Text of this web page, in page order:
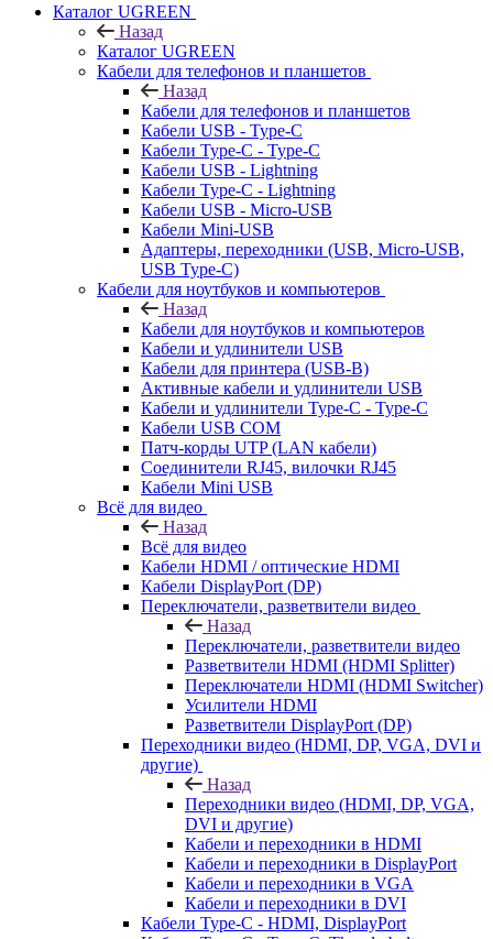
Каталог UGREEN
Назад
Каталог UGREEN
Кабели для телефонов и планшетов
Назад
Кабели для телефонов и планшетов
Кабели USB - Type-C
Кабели Type-C - Type-C
Кабели USB - Lightning
Кабели Type-C - Lightning
Кабели USB - Micro-USB
Кабели Mini-USB
Адаптеры, переходники (USB, Micro-USB,
USB Type-C)
Кабели для ноутбуков и компьютеров
Назад
Кабели для ноутбуков и компьютеров
Кабели и удлинители USB
Кабели для принтера (USB-B)
Активные кабели и удлинители USB
Кабели и удлинители Type-C - Type-C
Кабели USB COM
Патч-корды UTP (LAN кабели)
Соединители RJ45, вилочки RJ45
Кабели Mini USB
Всё для видео
Назад
Всё для видео
Кабели HDMI / оптические HDMI
Кабели DisplayPort (DP)
Переключатели, разветвители видео
Назад
Переключатели, разветвители видео
Разветвители HDMI (HDMI Splitter)
Переключатели HDMI (HDMI Switcher)
Усилители HDMI
Разветвители DisplayPort (DP)
Переходники видео (HDMI, DP, VGA, DVI и
другие)
Назад
Переходники видео (HDMI, DP, VGA,
DVI и другие)
Кабели и переходники в HDMI
Кабели и переходники в DisplayPort
Кабели и переходники в VGA
Кабели и переходники в DVI
Кабели Type-C - HDMI, DisplayPort